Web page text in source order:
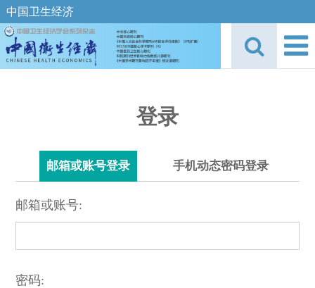
中国卫生经济
登录
邮箱或账号登录 手机动态密码登录
邮箱或账号:
密码: